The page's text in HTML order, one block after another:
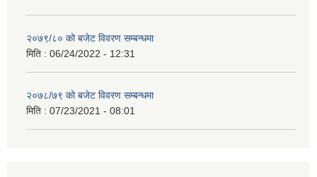
२०७९/८० को बजेट विवरण सम्बन्धमा
मिति : 06/24/2022 - 12:31
२०७८/७९ को बजेट विवरण सम्बन्धमा
मिति : 07/23/2021 - 08:01